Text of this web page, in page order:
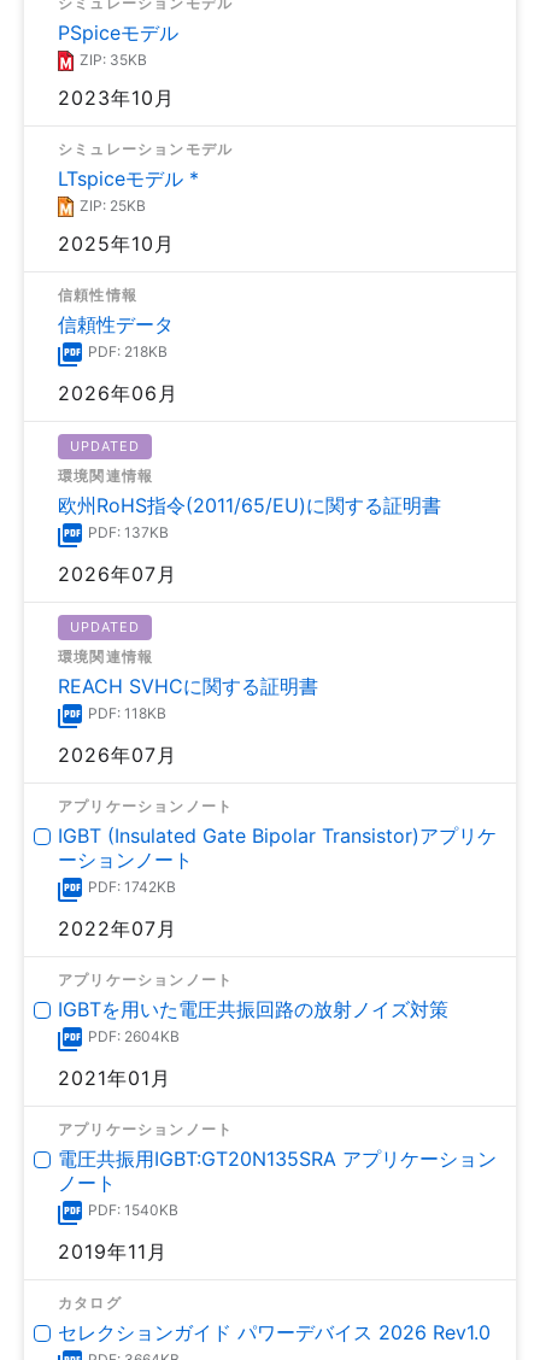
PSpiceモデル
ZIP: 35KB
2023年10月
シミュレーションモデル
LTspiceモデル *
ZIP: 25KB
2025年10月
信頼性情報
信頼性データ
PDF: 218KB
2026年06月
UPDATED
環境関連情報
欧州RoHS指令(2011/65/EU)に関する証明書
PDF: 137KB
2026年07月
UPDATED
環境関連情報
REACH SVHCに関する証明書
PDF: 118KB
2026年07月
アプリケーションノート
IGBT (Insulated Gate Bipolar Transistor)アプリケ
ーションノート
PDF: 1742KB
2022年07月
アプリケーションノート
IGBTを用いた電圧共振回路の放射ノイズ対策
PDF: 2604KB
2021年01月
アプリケーションノート
電圧共振用IGBT:GT20N135SRA アプリケーション
ノート
PDF: 1540KB
2019年11月
カタログ
セレクションガイド パワーデバイス 2026 Rev1.0